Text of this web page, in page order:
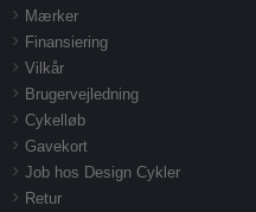
Mærker
Finansiering
Vilkår
Brugervejledning
Cykelløb
Gavekort
Job hos Design Cykler
Retur